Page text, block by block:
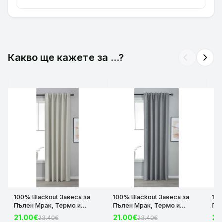
Какво ще кажете за ...? arrow_back_ios arrow_forward_ios
100% Blackout Завеса за
Пълен Мрак, Термо и
Шумоизолираща с коланче
21.00€23.40€
100% Blackout Завеса за
Пълен Мрак, Термо и
Шумоизолираща с коланче
21.00€23.40€